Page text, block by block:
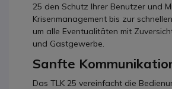
25 den Schutz Ihrer Benutzer und
Krisenmanagement bis zur
um alle Eventualitäten mit
und Gastgewerbe.
Sanfte
Das TLK 25 vereinfacht die